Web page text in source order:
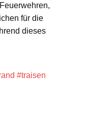
für die
dieses
#traisen